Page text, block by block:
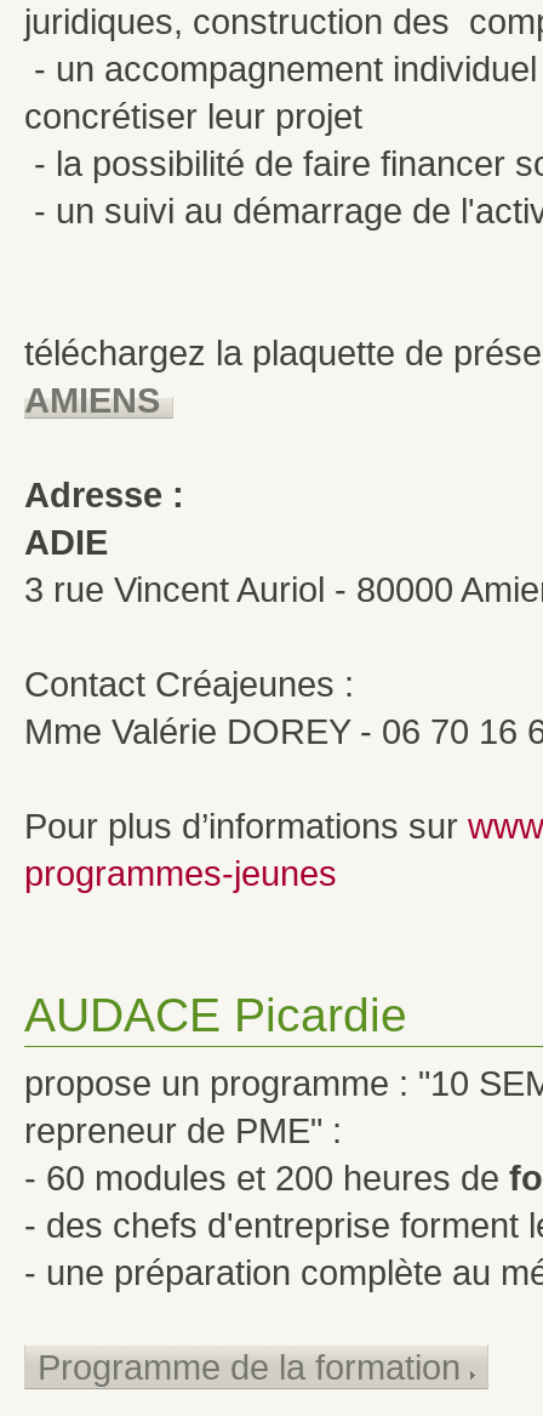
juridiques, construction des
- un accompagnement
concrétiser leur projet
- la possibilité de faire financer
- un suivi au démarrage de
téléchargez la plaquette de
AMIENS
Adresse :
ADIE
3 rue Vincent Auriol - 80000
Contact Créajeunes :
Mme Valérie DOREY - 06 70
Pour plus d’informations sur
programmes-jeunes
AUDACE Picardie
propose un programme : "10
repreneur de PME" :
- 60 modules et 200 heures de
- des chefs d'entreprise forment
- une préparation complète au
Programme de la formation